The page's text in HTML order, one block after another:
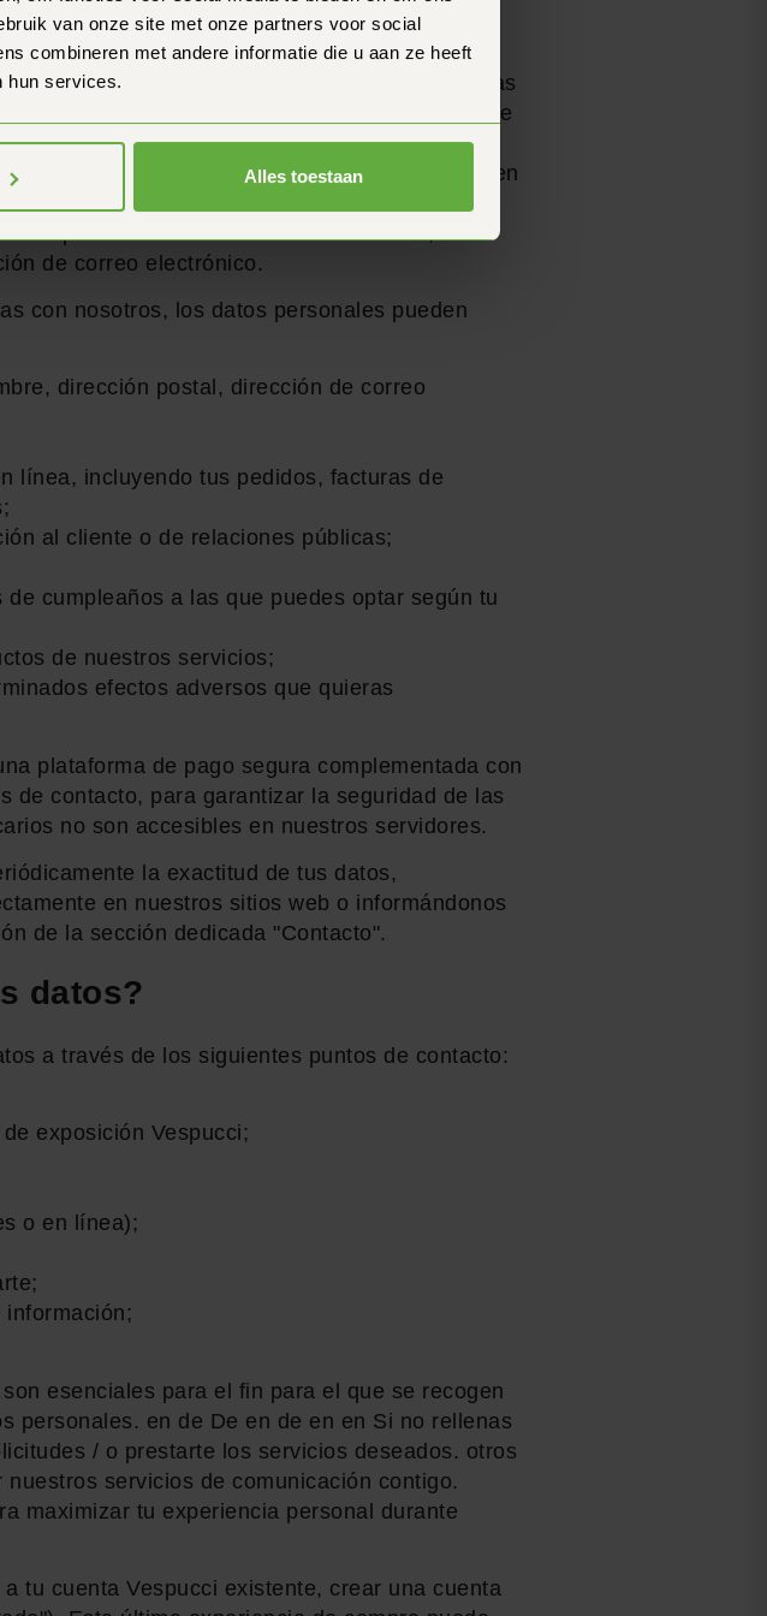
van onze site met onze partners voor social
combineren met andere informatie die u aan ze heeft
hun services.
Alles toestaan
o en nuestros puntos de venta, necesitamos
para ejecutarlo enviártelo), con el fin de
a cualquier pregunta/consulta que puedas
información de contacto, información sobre
en nuestros servicios de programas para que
servicios que puedan resultarle interesantes. en
para que esté en un solo lugar, ya que así nos
tus preferencias de elección. Por último, si te
de correo electrónico.
con nosotros, los datos personales pueden
dirección postal, dirección de correo
línea, incluyendo tus pedidos, facturas de
al cliente o de relaciones públicas;
cumpleaños a las que puedes optar según tu
de nuestros servicios;
efectos adversos que quieras
plataforma de pago segura complementada con
de contacto, para garantizar la seguridad de las
no son accesibles en nuestros servidores.
la exactitud de tus datos,
en nuestros sitios web o informándonos
de la sección dedicada "Contacto".
datos?
a través de los siguientes puntos de contacto:
exposición Vespucci;
o en línea);
esenciales para el fin para el que se recogen
personales. en de De en de en en Si no rellenas
/ o prestarte los servicios deseados. otros
servicios de comunicación contigo.
maximizar tu experiencia personal durante
tu cuenta Vespucci existente, crear una cuenta